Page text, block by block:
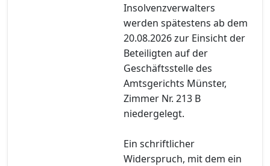
Insolvenzverwalters
werden spätestens ab dem
20.08.2026 zur Einsicht der
Beteiligten auf der
Geschäftsstelle des
Amtsgerichts Münster,
Zimmer Nr. 213 B
niedergelegt.
Ein schriftlicher
Widerspruch, mit dem ein